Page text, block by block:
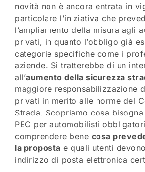
novità non è ancora entrata in
particolare l’iniziativa che
l’ampliamento della misura agli
privati, in quanto l’obbligo già
categorie specifiche come i
aziende. Si tratterebbe di un
all’aumento della sicurezza
maggiore responsabilizzazione
privati in merito alle norme del
Strada. Scopriamo cosa bisogna
PEC per automobilisti
comprendere bene cosa
la proposta e quali utenti
indirizzo di posta elettronica